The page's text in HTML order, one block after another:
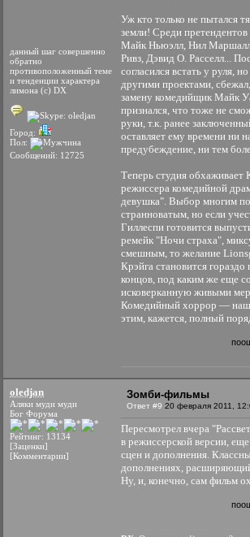
данный шаг совершенно
обратно
противоположенный теме
и тенденции характера
лимона (с) DX
Город:
Пол:
Сообщений: 12725
Уж кто только не пытался
земли! Среди
Майк Ньюэлл, Нил
Ривз, Дэвид О. Расселл...
согласился встать у руля,
другими проектами,
замену комедийщик Майк
признался, что тоже не
руки, т.к. ранее
оставляет ему времени ни
предубеждение, ни тем
Теперь студия
режиссера комедийной
девушка". Выбор многим
странноватым, но если
Гиллеспи готовится
ремейк "Ночи страха",
смешным, то желание
Крэйга становится
концов, под каким же еще
исковерканную живыми
Комедийный хоррор —
этим, кажется, полный
oledjan
Аляки муди муди
Бог Форума
Рейтинг: 13134
[Заценки]
[Комментарии]
Зомби-фильмы
Ответ #9 20 февраля 2011,
Пересмотрел вчера
в режиссерской версии,
сцен и дополнения.
дополнениях,
Ну, и, конечно, сам фильм